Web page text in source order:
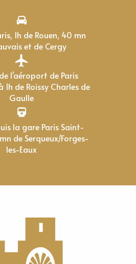
et de Cergy
1h de Roissy Charles de
Gaulle
de Serqueux/Forges-
les-Eaux